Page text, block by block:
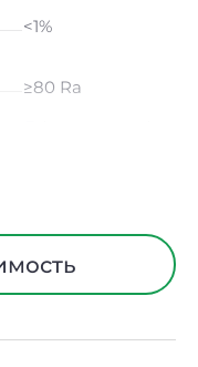
<1%
≥80 Ra